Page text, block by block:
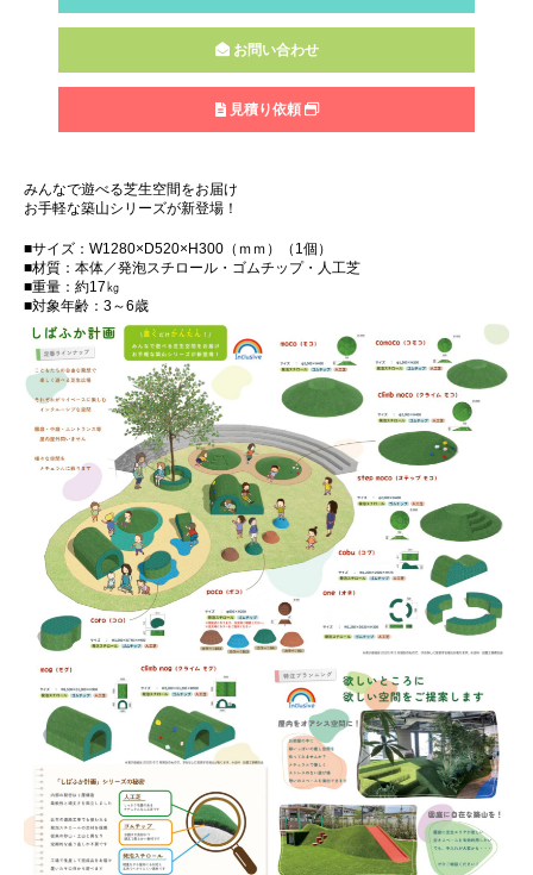
お問い合わせ
見積り依頼
みんなで遊べる芝生空間をお届け
お手軽な築山シリーズが新登場！
■サイズ：W1280×D520×H300（ｍｍ）（1個）
■材質：本体／発泡スチロール・ゴムチップ・人工芝
■重量：約17㎏
■対象年齢：3～6歳